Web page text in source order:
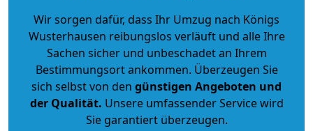
Wir sorgen dafür, dass Ihr Umzug nach Königs
Wusterhausen reibungslos verläuft und alle Ihre
Sachen sicher und unbeschadet an Ihrem
Bestimmungsort ankommen. Überzeugen Sie
sich selbst von den günstigen Angeboten und
der Qualität. Unsere umfassender Service wird
Sie garantiert überzeugen.